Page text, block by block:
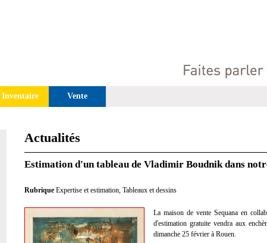
Inventaire Vente
Actualités
Estimation d'un tableau de Vladimir Boudnik dans
Rubrique Expertise et estimation, Tableaux et dessins
La maison de vente Sequana en
d'estimation gratuite vendra aux
dimanche 25 février à Rouen.